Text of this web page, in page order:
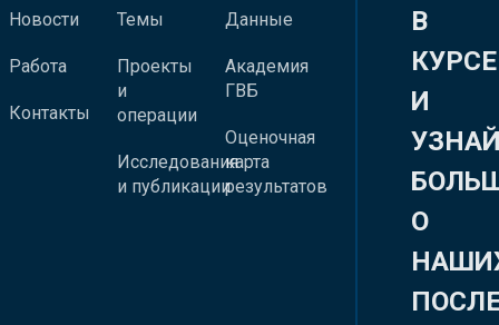
Новости
Работа
Контакты
Темы
Проекты
и
операции
Исследования
и публикации
Данные
Академия
ГВБ
Оценочная
карта
результатов
В
КУРСЕ
И
О